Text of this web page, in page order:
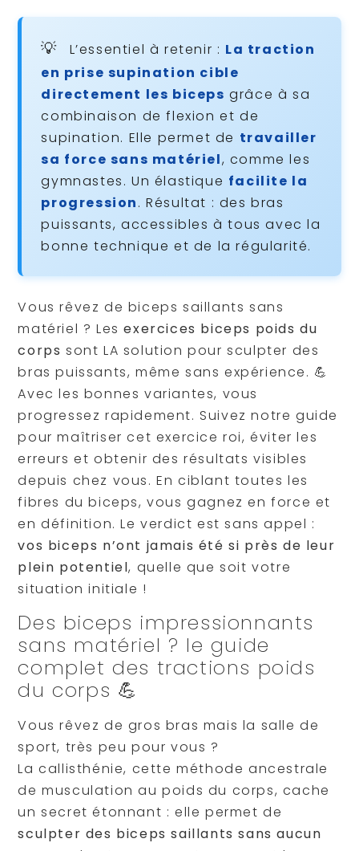
L’essentiel à retenir : La traction
en prise supination cible
directement les biceps grâce à sa
combinaison de flexion et de
supination. Elle permet de travailler
sa force sans matériel, comme les
gymnastes. Un élastique facilite la
progression. Résultat : des bras
puissants, accessibles à tous avec la
bonne technique et de la régularité.
Vous rêvez de biceps saillants sans
matériel ? Lesexercices biceps poids du
corps sont LA solution pour sculpter des
bras puissants, même sans expérience. 💪
Avec les bonnes variantes, vous
progressez rapidement. Suivez notre guide
pour maîtriser cet exercice roi, éviter les
erreurs et obtenir des résultats visibles
depuis chez vous. En ciblant toutes les
fibres du biceps, vous gagnez en force et
en définition. Le verdict est sans appel :
vos biceps n’ont jamais été si près de leur
plein potentiel, quelle que soit votre
situation initiale !
Des biceps impressionnants
sans matériel ? le guide
complet des tractions poids
du corps 💪
Vous rêvez de gros bras mais la salle de
sport, très peu pour vous ?
La callisthénie, cette méthode ancestrale
de musculation au poids du corps, cache
un secret étonnant : elle permet de
sculpter des biceps saillants sans aucun